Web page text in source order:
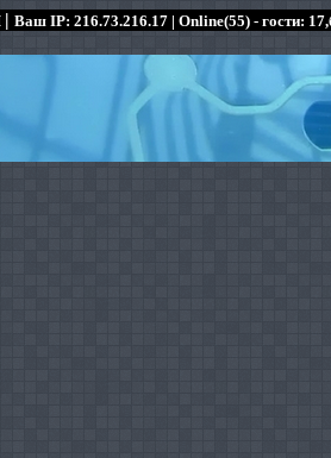
| Ваш IP: 216.73.216.17 | Online(55) - гости: